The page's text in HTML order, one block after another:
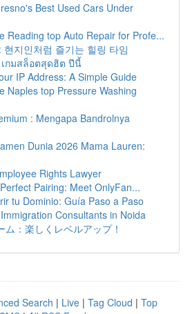
Best Used Cars Under
Reading top Auto Repair for Profe...
현지인처럼 즐기는 힐링 타임
เกมสล็อตสุดฮิต ปีนี้
IP Address: A Simple Guide
Naples top Pressure Washing
: Mengapa Bandrolnya
Dunia 2026 Mama Lauren:
Rights Lawyer
Pairing: Meet OnlyFan...
tu Dominio: Guía Paso a Paso
Consultants in Noida
ム：楽しくレベルアップ！
Search | Live | Tag Cloud | Top